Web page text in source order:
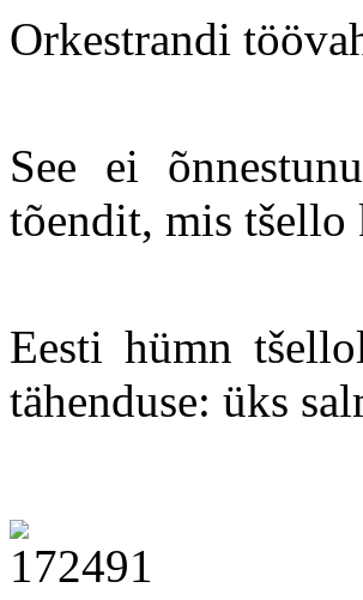
Orkestrandi
See ei
tõendit, mis tšello
Eesti hümn
tähenduse: üks